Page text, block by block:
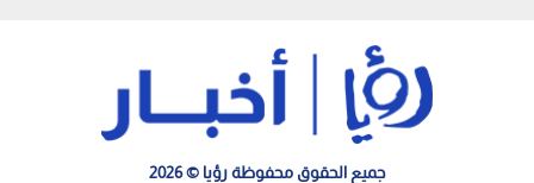
جميع الحقوق محفوظة رؤيا © 2026